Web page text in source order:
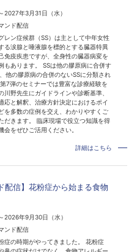
2027年3月31日（水）
ンド配信
レン症候群（SS）は主として中年女性
る涙腺と唾液腺を標的とする臓器特異
免疫疾患ですが、全身性の臓器病変を
もあります。 SSは他の膠原病に合併す
他の膠原病の合併のないSSに分類され
7弾のセミナーでは豊富な診療経験を
川野先生にガイドラインや診断基準、
応と解釈、治療方針決定におけるポイ
を多数の症例を交え、わかりやすくご
だきます。 臨床現場で役立つ知識を得
会をぜひご活用ください。
詳細はこちら
配信】花粉症から始まる食物
2026年9月30日（水）
ンド配信
症の時期がやってきました。 花粉症